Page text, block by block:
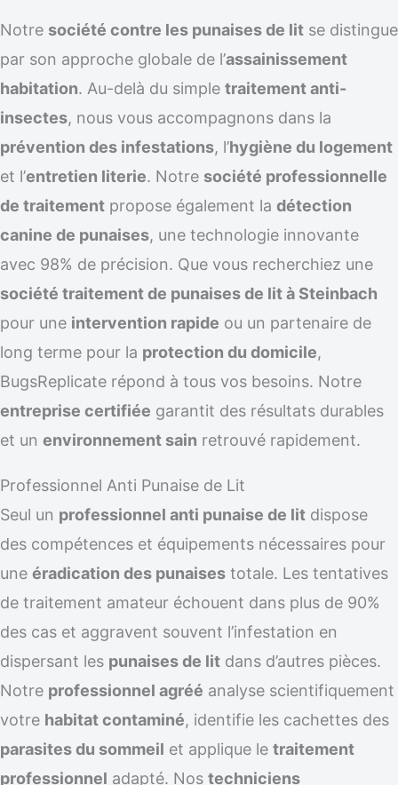
Notre société contre les punaises de lit se distingue
par son approche globale de l’assainissement
habitation. Au-delà du simple traitement anti-
insectes, nous vous accompagnons dans la
prévention des infestations, l’hygiène du logement
et l’entretien literie. Notre société professionnelle
de traitement propose également la détection
canine de punaises, une technologie innovante
avec 98% de précision. Que vous recherchiez une
société traitement de punaises de lit à Steinbach
pour une intervention rapide ou un partenaire de
long terme pour la protection du domicile,
BugsReplicate répond à tous vos besoins. Notre
entreprise certifiée garantit des résultats durables
et un environnement sain retrouvé rapidement.
Professionnel Anti Punaise de Lit
Seul un professionnel anti punaise de lit dispose
des compétences et équipements nécessaires pour
une éradication des punaises totale. Les tentatives
de traitement amateur échouent dans plus de 90%
des cas et aggravent souvent l’infestation en
dispersant les punaises de lit dans d’autres pièces.
Notre professionnel agréé analyse scientifiquement
votre habitat contaminé, identifie les cachettes des
parasites du sommeil et applique le traitement
professionnel adapté. Nos techniciens